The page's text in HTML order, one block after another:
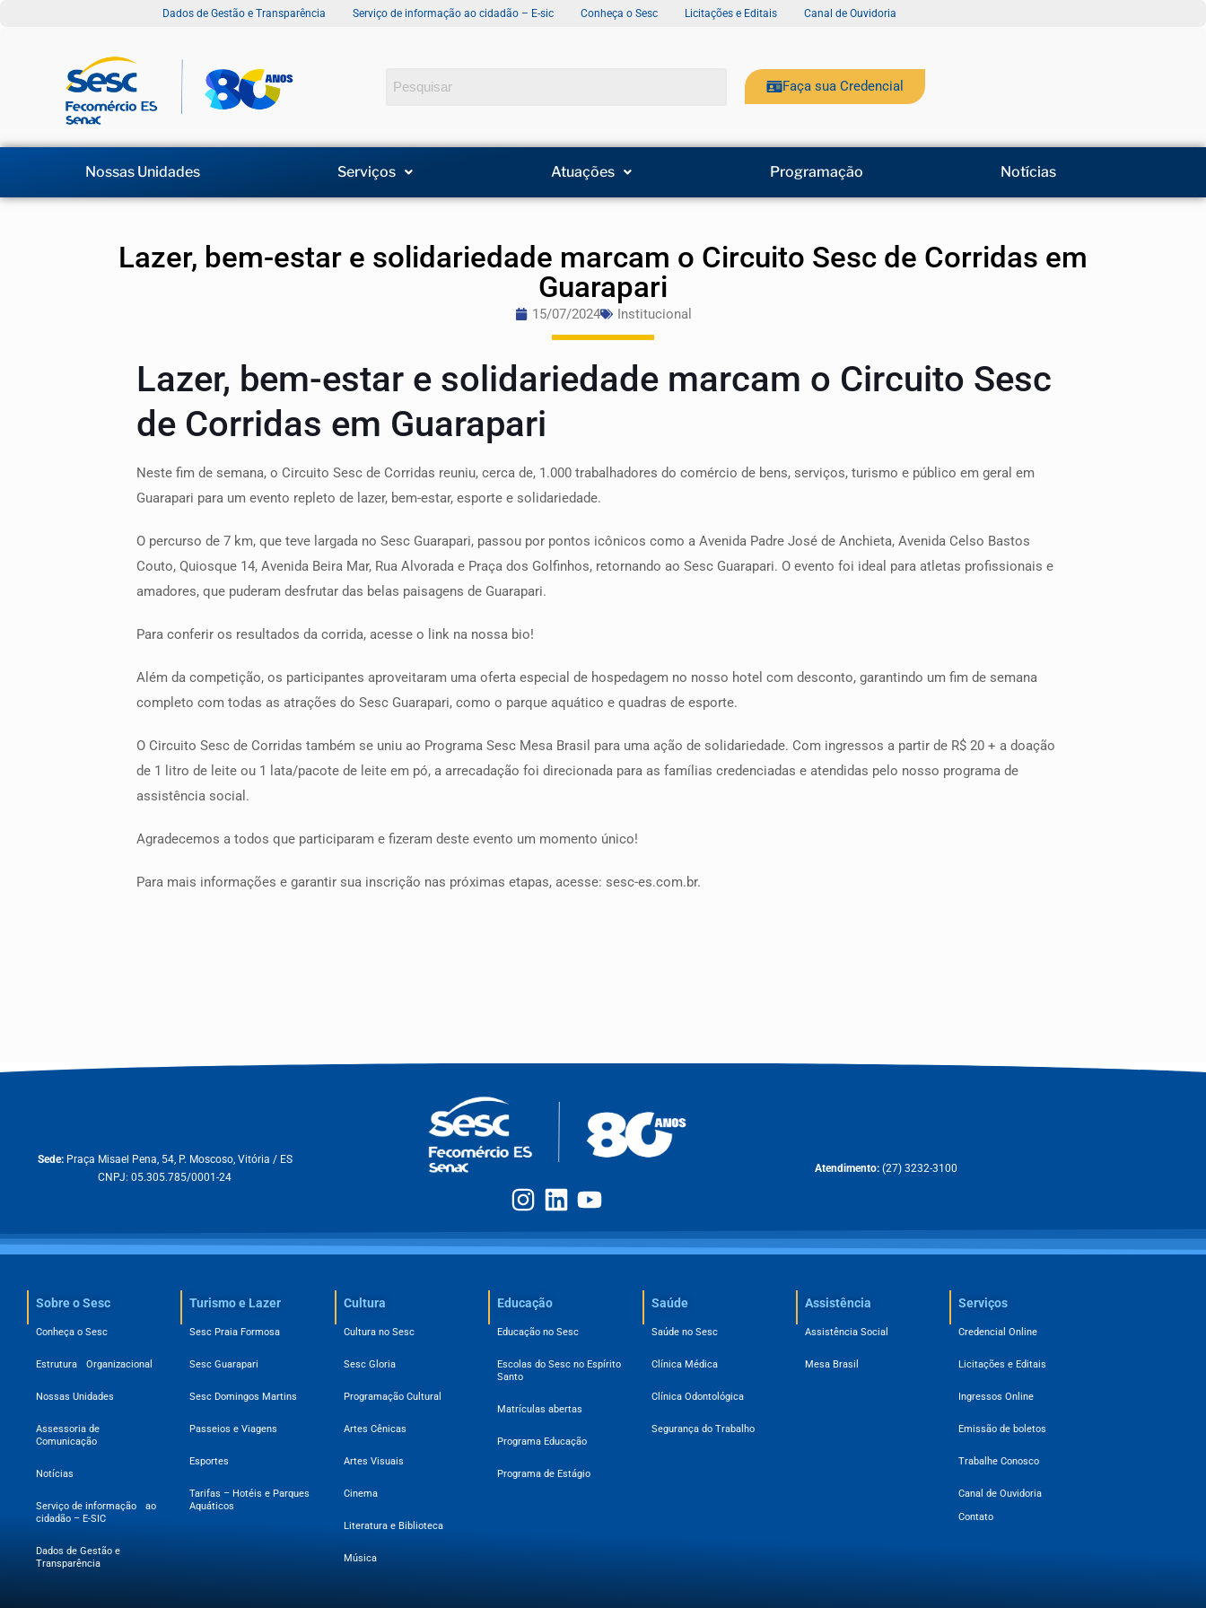
Dados de Gestão e Transparência Serviço de informação ao cidadão – E-sic Conheça o Sesc Licitações e Editais Canal de Ouvidoria
Faça sua Credencial
Nossas Unidades Serviços Atuações Programação Notícias
Lazer, bem-estar e solidariedade marcam o Circuito Sesc de Corridas em
Guarapari
15/07/2024 Institucional
Lazer, bem-estar e solidariedade marcam o Circuito Sesc
de Corridas em Guarapari
Neste fim de semana, o Circuito Sesc de Corridas reuniu, cerca de, 1.000 trabalhadores do comércio de bens, serviços, turismo e público em geral em
Guarapari para um evento repleto de lazer, bem-estar, esporte e solidariedade.
O percurso de 7 km, que teve largada no Sesc Guarapari, passou por pontos icônicos como a Avenida Padre José de Anchieta, Avenida Celso Bastos
Couto, Quiosque 14, Avenida Beira Mar, Rua Alvorada e Praça dos Golfinhos, retornando ao Sesc Guarapari. O evento foi ideal para atletas profissionais e
amadores, que puderam desfrutar das belas paisagens de Guarapari.
Para conferir os resultados da corrida, acesse o link na nossa bio!
Além da competição, os participantes aproveitaram uma oferta especial de hospedagem no nosso hotel com desconto, garantindo um fim de semana
completo com todas as atrações do Sesc Guarapari, como o parque aquático e quadras de esporte.
O Circuito Sesc de Corridas também se uniu ao Programa Sesc Mesa Brasil para uma ação de solidariedade. Com ingressos a partir de R$ 20 + a doação
de 1 litro de leite ou 1 lata/pacote de leite em pó, a arrecadação foi direcionada para as famílias credenciadas e atendidas pelo nosso programa de
assistência social.
Agradecemos a todos que participaram e fizeram deste evento um momento único!
Para mais informações e garantir sua inscrição nas próximas etapas, acesse: sesc-es.com.br.
Sede: Praça Misael Pena, 54, P. Moscoso, Vitória / ES
CNPJ: 05.305.785/0001-24
Atendimento: (27) 3232-3100
Sobre o Sesc​
Conheça o Sesc
Estrutura Organizacional
Nossas Unidades
Assessoria de
Comunicação
Notícias
Serviço de informação ao
cidadão – E-SIC
Dados de Gestão e
Transparência
Turismo e Lazer
Sesc Praia Formosa
Sesc Guarapari
Sesc Domingos Martins
Passeios e Viagens
Esportes
Tarifas – Hotéis e Parques
Aquáticos
Cultura
Cultura no Sesc
Sesc Gloria
Programação Cultural
Artes Cênicas
Artes Visuais
Cinema
Literatura e Biblioteca
Música
Educação
Educação no Sesc
Escolas do Sesc no Espírito
Santo
Matrículas abertas
Programa Educação
Programa de Estágio
Saúde
Saúde no Sesc
Clínica Médica
Clínica Odontológica
Segurança do Trabalho
Assistência
Assistência Social
Mesa Brasil
Serviços
Credencial Online
Licitações e Editais
Ingressos Online
Emissão de boletos
Trabalhe Conosco
Canal de Ouvidoria
Contato